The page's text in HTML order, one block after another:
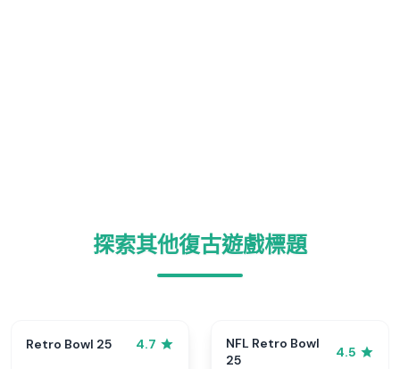
探索其他復古遊戲標題
Retro Bowl 25 4.7
NFL Retro Bowl
25
4.5